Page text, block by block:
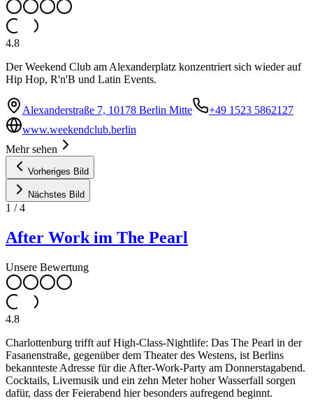
4.8
Der Weekend Club am Alexanderplatz konzentriert sich wieder auf
Hip Hop, R'n'B und Latin Events.
Alexanderstraße 7, 10178 Berlin Mitte
+49 1523 5862127
www.weekendclub.berlin
Mehr sehen
Vorheriges Bild
Nächstes Bild
1 /4
After Work im The Pearl
Unsere Bewertung
4.8
Charlottenburg trifft auf High-Class-Nightlife: Das The Pearl in der
Fasanenstraße, gegenüber dem Theater des Westens, ist Berlins
bekannteste Adresse für die After-Work-Party am Donnerstagabend.
Cocktails, Livemusik und ein zehn Meter hoher Wasserfall sorgen
dafür, dass der Feierabend hier besonders aufregend beginnt.